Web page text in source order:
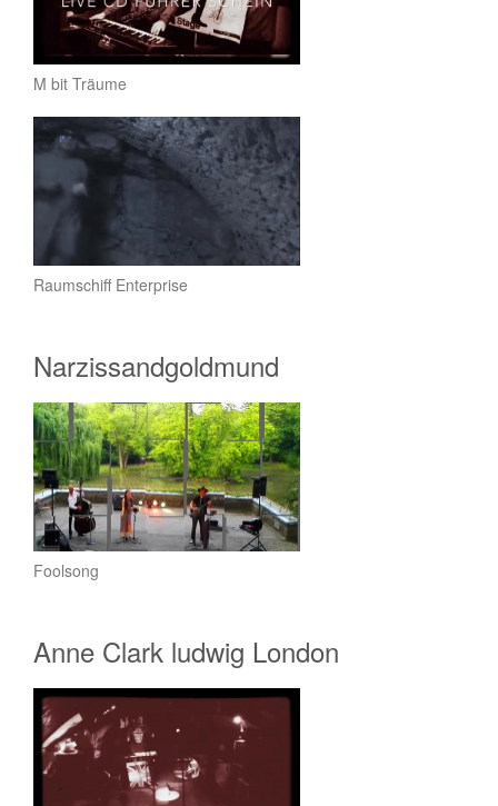
M bit Träume
Raumschiff Enterprise
Narzissandgoldmund
Foolsong
Anne Clark ludwig London